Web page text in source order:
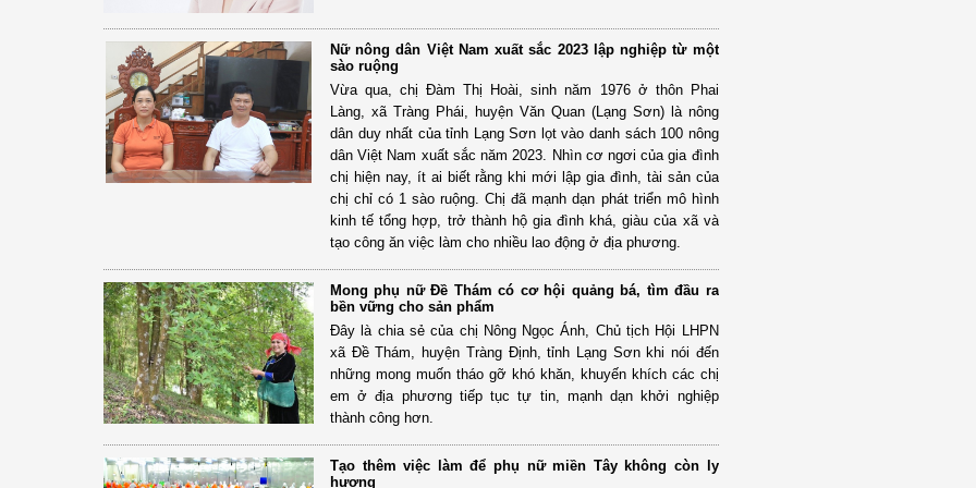
Nữ nông dân Việt Nam xuất sắc 2023 lập nghiệp từ một
sào ruộng
Vừa qua, chị Đàm Thị Hoài, sinh năm 1976 ở thôn Phai
Làng, xã Tràng Phái, huyện Văn Quan (Lạng Sơn) là nông
dân duy nhất của tỉnh Lạng Sơn lọt vào danh sách 100 nông
dân Việt Nam xuất sắc năm 2023. Nhìn cơ ngơi của gia đình
chị hiện nay, ít ai biết rằng khi mới lập gia đình, tài sản của
chị chỉ có 1 sào ruộng. Chị đã mạnh dạn phát triển mô hình
kinh tế tổng hợp, trở thành hộ gia đình khá, giàu của xã và
tạo công ăn việc làm cho nhiều lao động ở địa phương.
Mong phụ nữ Đề Thám có cơ hội quảng bá, tìm đầu ra
bền vững cho sản phẩm
Đây là chia sẻ của chị Nông Ngọc Ánh, Chủ tịch Hội LHPN
xã Đề Thám, huyện Tràng Định, tỉnh Lạng Sơn khi nói đến
những mong muốn tháo gỡ khó khăn, khuyến khích các chị
em ở địa phương tiếp tục tự tin, mạnh dạn khởi nghiệp
thành công hơn.
Tạo thêm việc làm để phụ nữ miền Tây không còn ly
hương